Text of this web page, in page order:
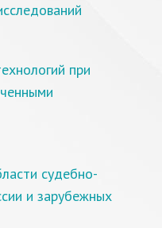
при
судебно-
и зарубежных